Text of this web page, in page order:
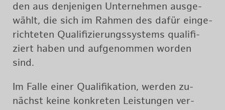
den aus den­je­ni­gen Un­ter­neh­men aus­ge­
wählt, die sich im Rah­men des dafür ein­ge­
rich­te­ten Qua­li­fi­zie­rungs­sys­tems qua­li­fi­
ziert haben und auf­ge­nom­men wor­den
sind.
Im Falle einer Qua­li­fi­ka­ti­on, wer­den zu­
nächst keine kon­kre­ten Leis­tun­gen ver­